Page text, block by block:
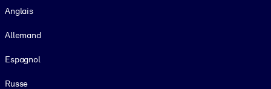
Anglais
Allemand
Espagnol
Russe